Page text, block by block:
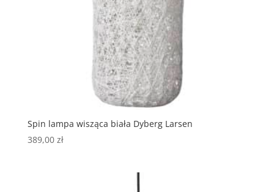
Spin lampa wisząca biała Dyberg Larsen
389,00 zł